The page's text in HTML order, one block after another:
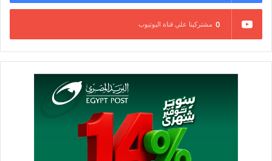
0 مشتركينا علي قناة اليوتيوب